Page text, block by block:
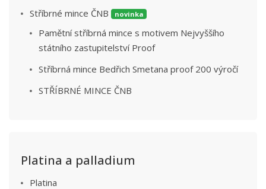
Stříbrné mince ČNB
novinka
Pamětní stříbrná mince s motivem Nejvyššího
státního zastupitelství Proof
Stříbrná mince Bedřich Smetana proof 200 výročí
STŘÍBRNÉ MINCE ČNB
Platina a palladium
Platina